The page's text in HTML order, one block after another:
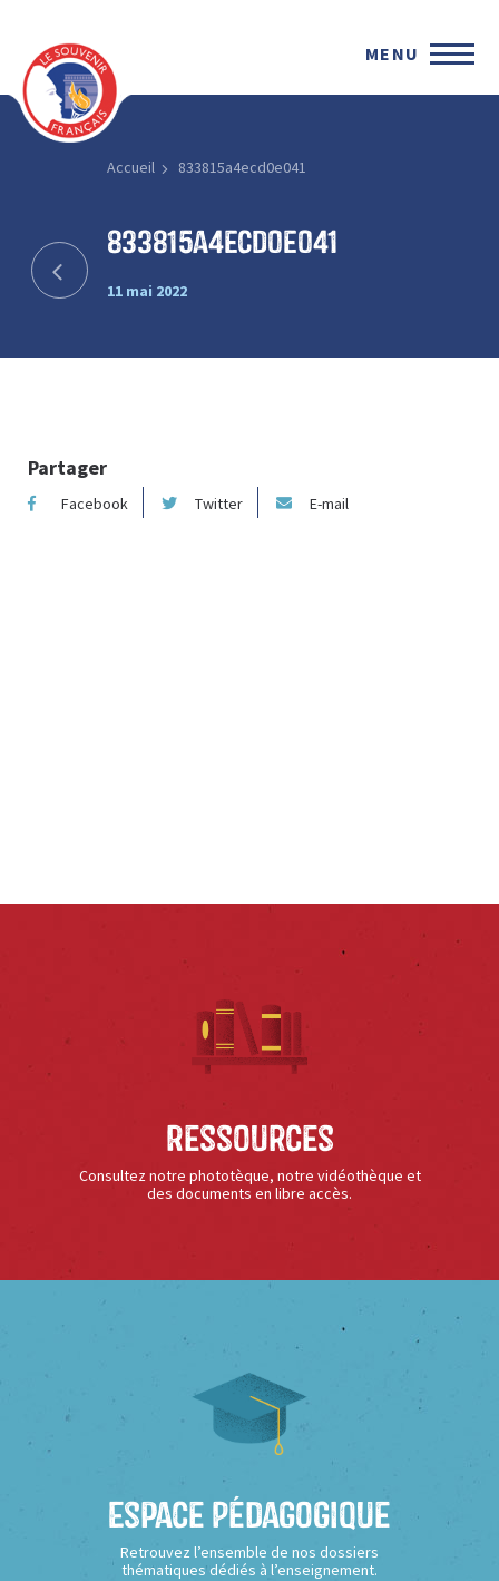
MENU
Accueil 833815a4ecd0e041
833815a4ecd0e041
11 mai 2022
Partager
Facebook Twitter E-mail
Ressources
Consultez notre phototèque, notre vidéothèque et
des documents en libre accès.
Espace Pédagogique
Retrouvez l’ensemble de nos dossiers
thématiques dédiés à l’enseignement.